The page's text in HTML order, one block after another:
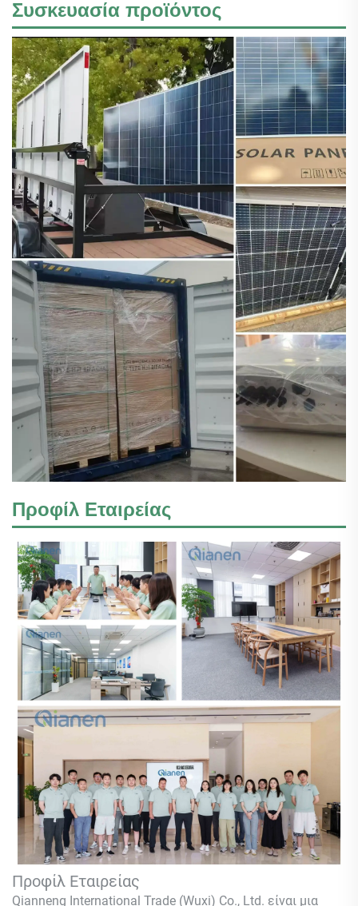
Συσκευασία προϊόντος
Προφίλ Εταιρείας
Προφίλ Εταιρείας
Qianneng International Trade (Wuxi) Co., Ltd. είναι μια